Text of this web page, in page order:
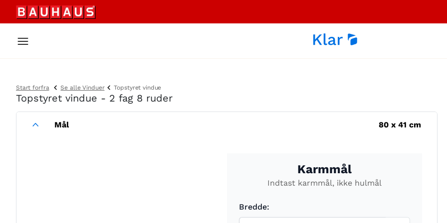
Start forfra Se alle Vinduer Topstyret vindue
Topstyret vindue - 2 fag 8 ruder
Mål 80 x41 cm
Karmmål
Indtast karmmål, ikke hulmål
Bredde: